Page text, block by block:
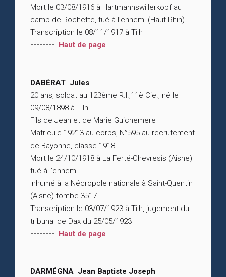
Mort le 03/08/1916 à Hartmannswillerkopf au
camp de Rochette, tué à l’ennemi (Haut-Rhin)
Transcription le 08/11/1917 à Tilh
-------- Haut de page
DABÉRAT Jules
20 ans, soldat au 123ème R.I.,11è Cie., né le
09/08/1898 à Tilh
Fils de Jean et de Marie Guichemere
Matricule 19213 au corps, N°595 au recrutement
de Bayonne, classe 1918
Mort le 24/10/1918 à La Ferté-Chevresis (Aisne)
tué à l’ennemi
Inhumé à la Nécropole nationale à Saint-Quentin
(Aisne) tombe 3517
Transcription le 03/07/1923 à Tilh, jugement du
tribunal de Dax du 25/05/1923
-------- Haut de page
DARMÉGNA Jean Baptiste Joseph